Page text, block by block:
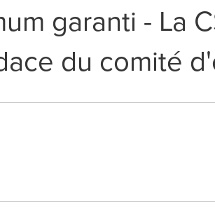
garanti - La
du comité